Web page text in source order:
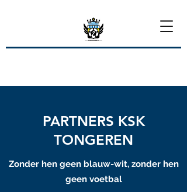
PARTNERS KSK
TONGEREN
Zonder hen geen blauw-wit, zonder hen
geen voetbal